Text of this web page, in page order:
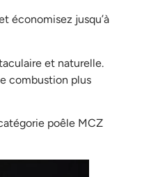
économisez jusqu’à
et naturelle.
combustion plus
poêle MCZ